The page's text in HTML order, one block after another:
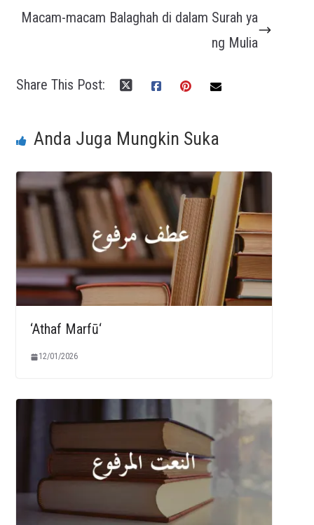
Macam-macam Balaghah di dalam Surah ya
ng Mulia
Share This Post:
Anda Juga Mungkin Suka
‘Athaf Marfū‘
12/01/2026